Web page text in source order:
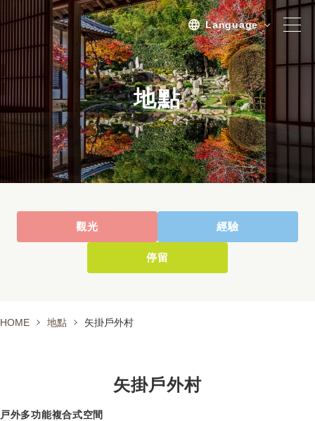
Language
地點
觀光
經驗
過夜
地點
觀光 經驗
停留
HOME 地點 矢掛戶外村
矢掛戶外村
戸外多功能複合式空間